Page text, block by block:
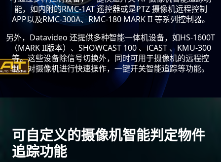
能，如内附的RMC-1AT 遥控器或是PTZ 摄像机远程控制
APP以及RMC-300A、RMC-180 MARK II 等系列控制器。
另外，Datavideo 还提供多种智能一体机设备，如HS-1600T
（MARK II版本）、SHOWCAST 100 、iCAST 、KMU-300
等。这些设备除信号切换外，同时可用于摄像机的远程控
制，对摄像机进行快速操作，一键开关智能追踪等功能。
可自定义的摄像机智能判定物件
追踪功能